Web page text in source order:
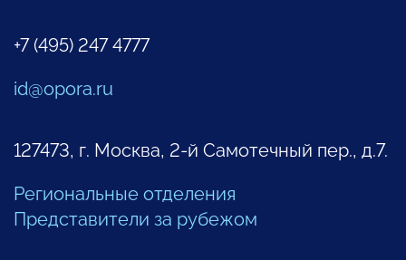
+7 (495) 247 4777
id@opora.ru
127473, г. Москва, 2-й Самотечный пер., д.7.
Региональные отделения
Представители за рубежом